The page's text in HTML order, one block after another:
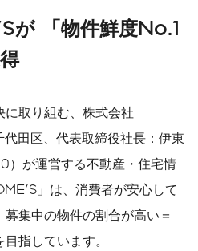
English
「物件鮮度No.1
取り組む、株式会社
田区、代表取締役社長：伊東
）が運営する不動産・住宅情
」は、消費者が安心して
集中の物件の割合が高い＝
指しています。